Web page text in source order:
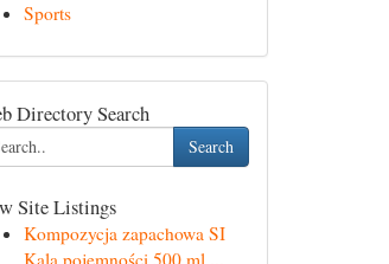
Sports
Directory Search
Search
Site Listings
Kompozycja zapachowa SI
Kala pojemności 500 ml ...